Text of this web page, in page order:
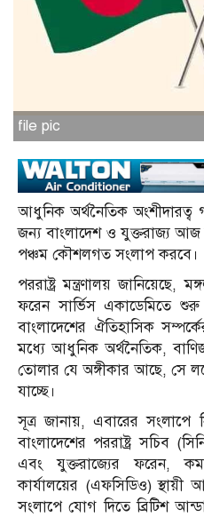
file pic
আধুনিক অর্থনৈতিক
জন্য বাংলাদেশ ও যুক্তরাজ্য আজ
পঞ্চম কৌশলগত সংলাপ করবে।
পররাষ্ট্র মন্ত্রণালয় জানিয়েছে,
ফরেন সার্ভিস একাডেমিতে
বাংলাদেশের ঐতিহাসিক
মধ্যে আধুনিক অর্থনৈতিক,
তোলার যে অঙ্গীকার আছে, সে
যাচ্ছে।
সূত্র জানায়, এবারের সংলাপে
বাংলাদেশের পররাষ্ট্র সচিব
এবং যুক্তরাজ্যের ফরেন,
কার্যালয়ের (এফসিডিও) স্থায়ী
সংলাপে যোগ দিতে ব্রিটিশ